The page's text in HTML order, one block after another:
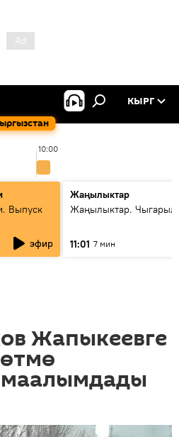
КЫРГ
10:00
Выпуск
эфир
Жаңылыктар
Жаңылыктар.
11:01 7 мин
Жапыкеевге
маалымдады